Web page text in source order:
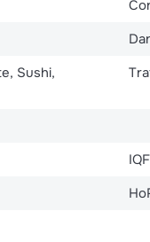
Sushi,